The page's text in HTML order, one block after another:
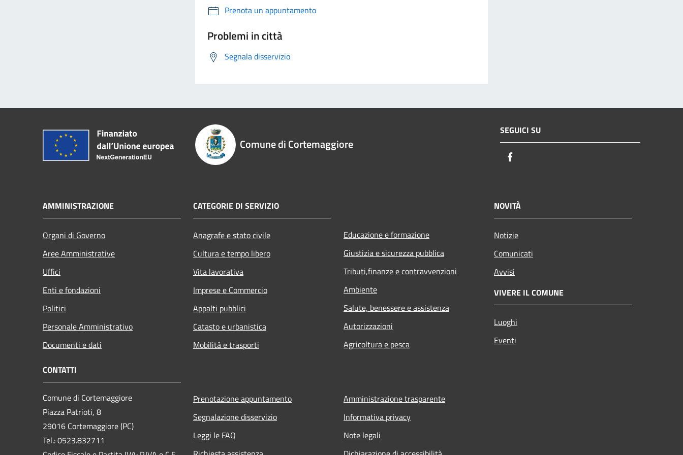
Prenota un appuntamento
Problemi in città
Segnala disservizio
Comune di Cortemaggiore
SEGUICI SU
AMMINISTRAZIONE
Organi di Governo
Aree Amministrative
Uffici
Enti e fondazioni
Politici
Personale Amministrativo
Documenti e dati
CATEGORIE DI SERVIZIO
Anagrafe e stato civile
Cultura e tempo libero
Vita lavorativa
Imprese e Commercio
Appalti pubblici
Catasto e urbanistica
Mobilità e trasporti
Educazione e formazione
Giustizia e sicurezza pubblica
Tributi,finanze e contravvenzioni
Ambiente
Salute, benessere e assistenza
Autorizzazioni
Agricoltura e pesca
NOVITÀ
Notizie
Comunicati
Avvisi
VIVERE IL COMUNE
Luoghi
Eventi
CONTATTI
Comune di Cortemaggiore
Piazza Patrioti, 8
29016 Cortemaggiore (PC)
Tel.: 0523.832711
Prenotazione appuntamento
Segnalazione disservizio
Leggi le FAQ
Amministrazione trasparente
Informativa privacy
Note legali